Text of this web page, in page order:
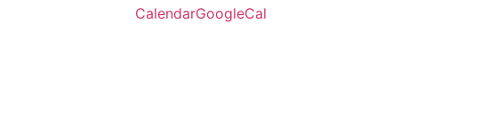
CalendarGoogleCal